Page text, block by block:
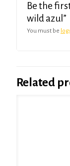
Be the
wild azul”
You must be
Related